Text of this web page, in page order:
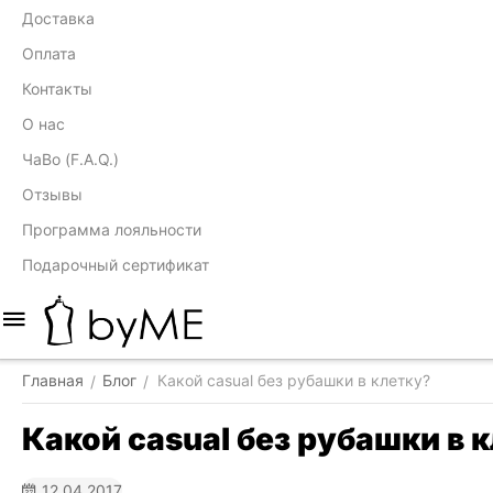
Доставка
Оплата
Контакты
О нас
ЧаВо (F.A.Q.)
Отзывы
Программа лояльности
Подарочный сертификат
Главная / Блог / Какой casual без рубашки в клетку?
Какой casual без рубашки в